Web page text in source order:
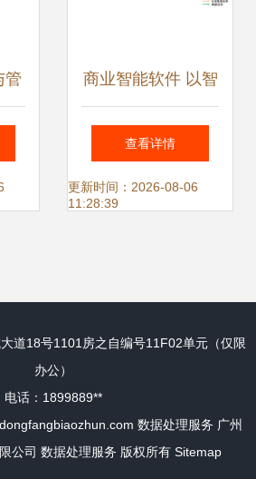
管 商业智能软件 以智
能分析与数据处理
服务驱动精准决策
查看详情
更新时间：2026-08-06
11:28:39
道18号1101房之自编号11F02单元（仅限
办公）
电话：1899889**
数据处理服务 广州
公司 数据处理服务 版权所有 Sitemap